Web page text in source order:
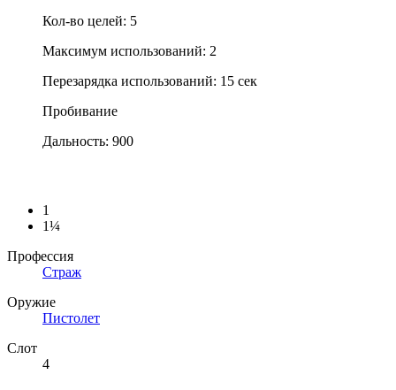
Кол-во целей: 5
Максимум использований: 2
Перезарядка использований: 15 сек
Пробивание
Дальность: 900
1
1¼
Профессия
Страж
Оружие
Пистолет
Слот
4